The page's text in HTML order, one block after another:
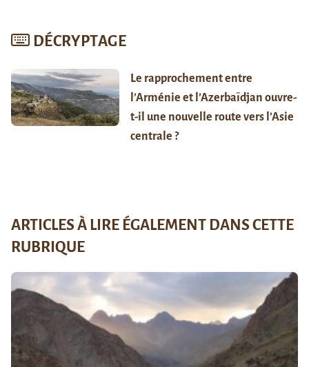
DÉCRYPTAGE
Le rapprochement entre
l’Arménie et l’Azerbaïdjan ouvre-
t-il une nouvelle route vers l’Asie
centrale ?
ARTICLES À LIRE ÉGALEMENT DANS CETTE
RUBRIQUE